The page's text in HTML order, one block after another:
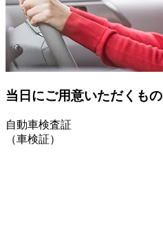
当日にご用意いただくもの
自動車検査証
（車検証）